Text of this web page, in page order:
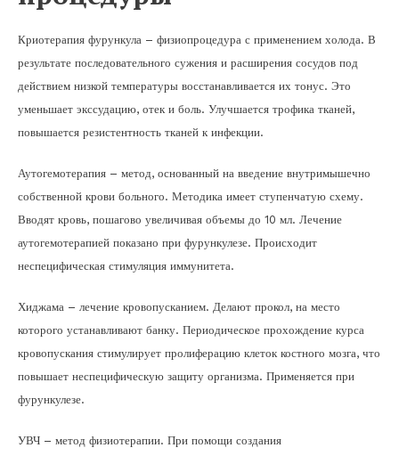
Криотерапия фурункула – физиопроцедура с применением холода. В
результате последовательного сужения и расширения сосудов под
действием низкой температуры восстанавливается их тонус. Это
уменьшает экссудацию, отек и боль. Улучшается трофика тканей,
повышается резистентность тканей к инфекции.
Аутогемотерапия – метод, основанный на введение внутримышечно
собственной крови больного. Методика имеет ступенчатую схему.
Вводят кровь, пошагово увеличивая объемы до 10 мл. Лечение
аутогемотерапией показано при фурункулезе. Происходит
неспецифическая стимуляция иммунитета.
Хиджама – лечение кровопусканием. Делают прокол, на место
которого устанавливают банку. Периодическое прохождение курса
кровопускания стимулирует пролиферацию клеток костного мозга, что
повышает неспецифическую защиту организма. Применяется при
фурункулезе.
УВЧ – метод физиотерапии. При помощи создания